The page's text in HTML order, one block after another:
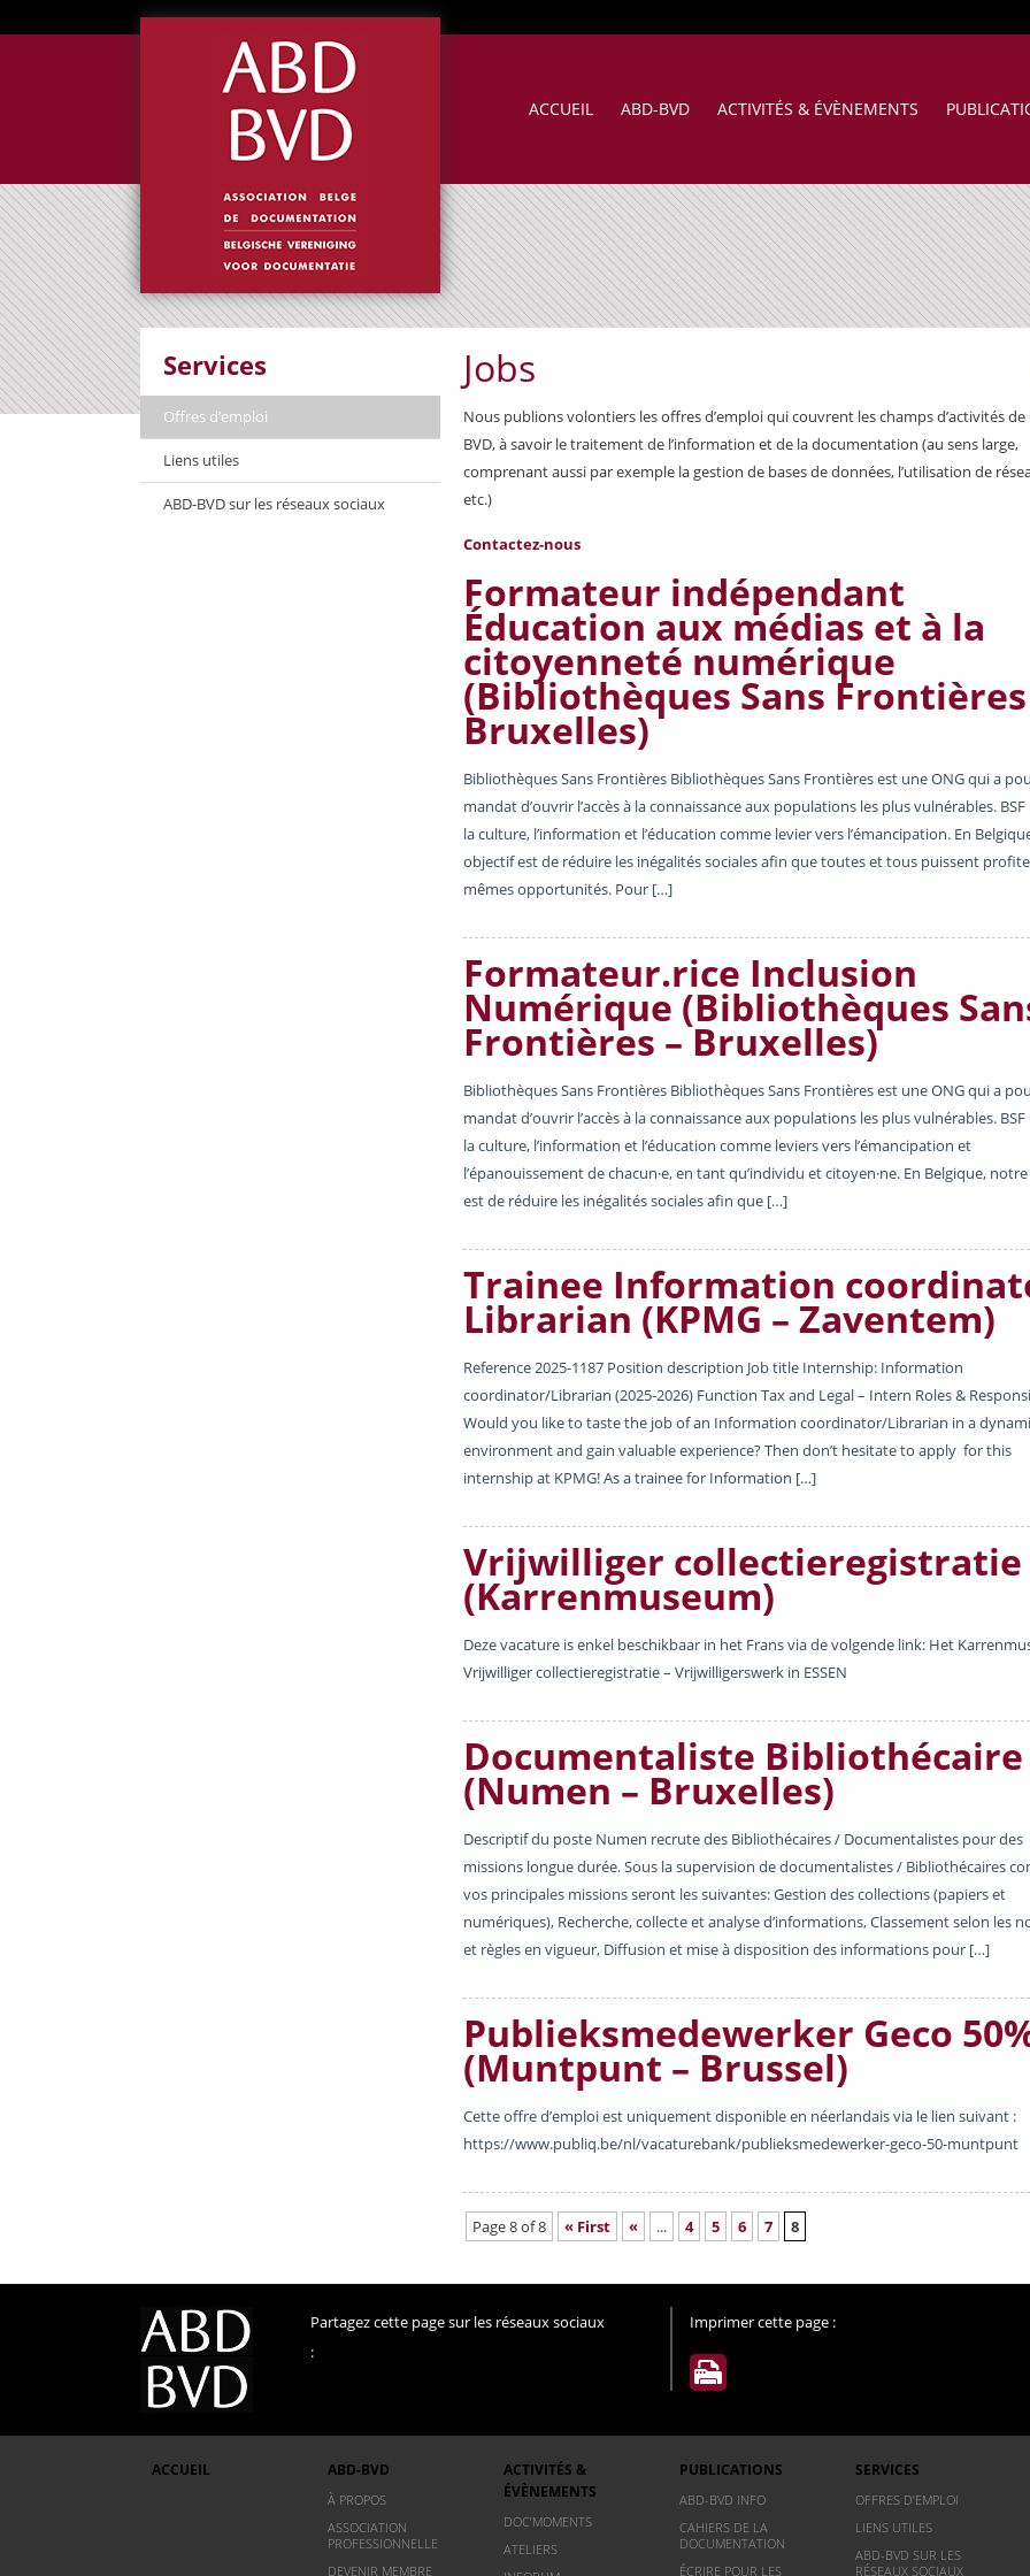
ACCUEIL ABD-BVD ACTIVITÉS & ÉVÈNEMENTS
Services
Offres d’emploi
Liens utiles
ABD-BVD sur les réseaux sociaux
Jobs
Nous publions volontiers les offres d’emploi qui couvrent les champs d’activités de
BVD, à savoir le traitement de l’information et de la documentation (au sens large,
comprenant aussi par exemple la gestion de bases de données, l’utilisation de
etc.)
Contactez-nous
Formateur indépendant
Éducation aux médias et à la
citoyenneté numérique
(Bibliothèques Sans Frontières
Bruxelles)
Bibliothèques Sans Frontières Bibliothèques Sans Frontières est une ONG qui a
mandat d’ouvrir l’accès à la connaissance aux populations les plus vulnérables.
la culture, l’information et l’éducation comme levier vers l’émancipation. En
objectif est de réduire les inégalités sociales afin que toutes et tous puissent
mêmes opportunités. Pour […]
Formateur.rice Inclusion
Numérique (Bibliothèques
Frontières – Bruxelles)
Bibliothèques Sans Frontières Bibliothèques Sans Frontières est une ONG qui a
mandat d’ouvrir l’accès à la connaissance aux populations les plus vulnérables.
la culture, l’information et l’éducation comme leviers vers l’émancipation et
l’épanouissement de chacun·e, en tant qu’individu et citoyen·ne. En Belgique,
est de réduire les inégalités sociales afin que […]
Trainee Information
Librarian (KPMG – Zaventem)
Reference 2025-1187 Position description Job title Internship: Information
coordinator/Librarian (2025-2026) Function Tax and Legal – Intern Roles &
Would you like to taste the job of an Information coordinator/Librarian in a
environment and gain valuable experience? Then don’t hesitate to apply for this
internship at KPMG! As a trainee for Information […]
Vrijwilliger collectieregistratie
(Karrenmuseum)
Deze vacature is enkel beschikbaar in het Frans via de volgende link: Het
Vrijwilliger collectieregistratie – Vrijwilligerswerk in ESSEN
Documentaliste Bibliothécaire
(Numen – Bruxelles)
Descriptif du poste Numen recrute des Bibliothécaires / Documentalistes pour des
missions longue durée. Sous la supervision de documentalistes / Bibliothécaires
vos principales missions seront les suivantes: Gestion des collections (papiers et
numériques), Recherche, collecte et analyse d’informations, Classement selon les
et règles en vigueur, Diffusion et mise à disposition des informations pour […]
Publieksmedewerker Geco
(Muntpunt – Brussel)
Cette offre d’emploi est uniquement disponible en néerlandais via le lien suivant :
https://www.publiq.be/nl/vacaturebank/publieksmedewerker-geco-50-muntpunt
Page 8 of 8 « First « ... 4 5 6 7 8
Partagez cette page sur les réseaux sociaux
:
Imprimer cette page :
ACCUEIL ABD-BVD
À PROPOS
ASSOCIATION
PROFESSIONNELLE
DEVENIR MEMBRE
ACTIVITÉS &
ÉVÈNEMENTS
DOC’MOMENTS
ATELIERS
PUBLICATIONS
ABD-BVD INFO
CAHIERS DE LA
DOCUMENTATION
ÉCRIRE POUR LES
SERVICES
OFFRES D’EMPLOI
LIENS UTILES
ABD-BVD SUR LES
RÉSEAUX SOCIAUX